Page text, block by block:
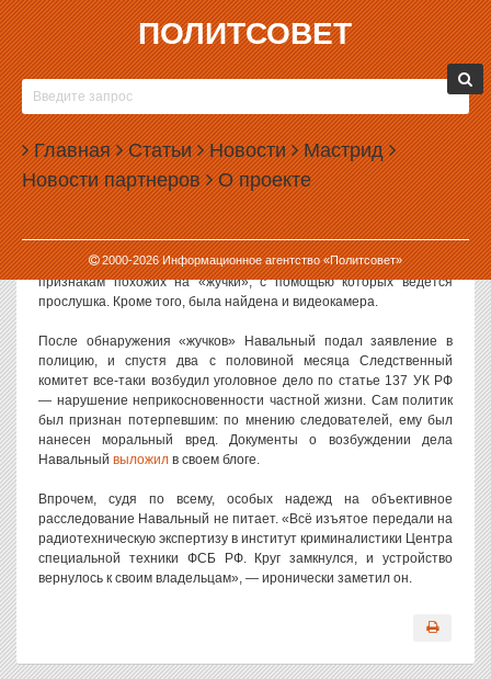
ПОЛИТСОВЕТ
Главная Статьи Новости Мастрид
Новости партнеров О проекте
2000-2026Информационное агентство «Политсовет»
26.10.2012, 09:46
НАВАЛЬНОГО ПРИЗНАЛИ ПОТЕРПЕВШИМ
Следственный комитет РФ возбудил уголовное дело по факту
прослушки офиса российского политика и общественного
деятеля Алексея Навального. Сам Навальный признан
потерпевшим.
В августе этого года сотрудники Фонда по борьбе с коррупцией
обнаружили в офисе Навального несколько устройств, по всем
признакам похожих на «жучки», с помощью которых ведется
прослушка. Кроме того, была найдена и видеокамера.
После обнаружения «жучков» Навальный подал заявление в
полицию, и спустя два с половиной месяца Следственный
комитет все-таки возбудил уголовное дело по статье 137 УК РФ
— нарушение неприкосновенности частной жизни. Сам политик
был признан потерпевшим: по мнению следователей, ему был
нанесен моральный вред. Документы о возбуждении дела
Навальный выложил в своем блоге.
Впрочем, судя по всему, особых надежд на объективное
расследование Навальный не питает. «Всё изъятое передали на
радиотехническую экспертизу в институт криминалистики Центра
специальной техники ФСБ РФ. Круг замкнулся, и устройство
вернулось к своим владельцам», — иронически заметил он.